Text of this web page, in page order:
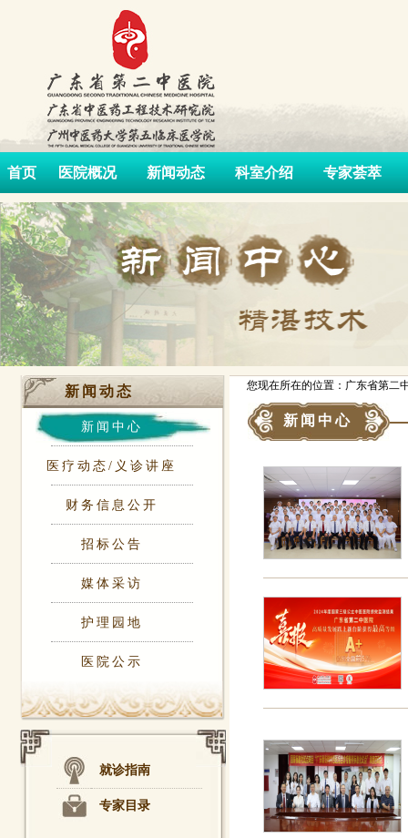
首页 医院概况 新闻动态 科室介绍 专家荟萃
新闻动态
新闻中心
医疗动态/义诊讲座
财务信息公开
招标公告
媒体采访
护理园地
医院公示
就诊指南
专家目录
您现在所在的位置：广东省第二
新闻中心